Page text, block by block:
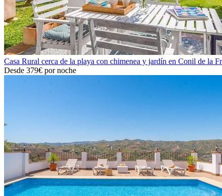
Casa Rural cerca de la playa con chimenea y jardín en Conil de la
Desde 379€ por noche